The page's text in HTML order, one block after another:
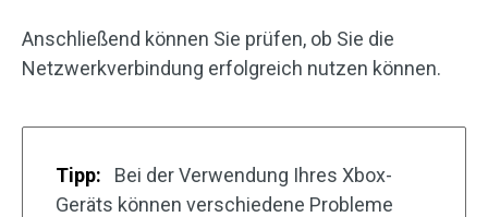
Anschließend können Sie prüfen, ob Sie die
Netzwerkverbindung erfolgreich nutzen können.
Tipp:
Bei der Verwendung Ihres Xbox-
Geräts können verschiedene Probleme